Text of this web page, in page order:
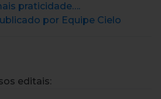
praticidade….
por Equipe Cielo
editais: